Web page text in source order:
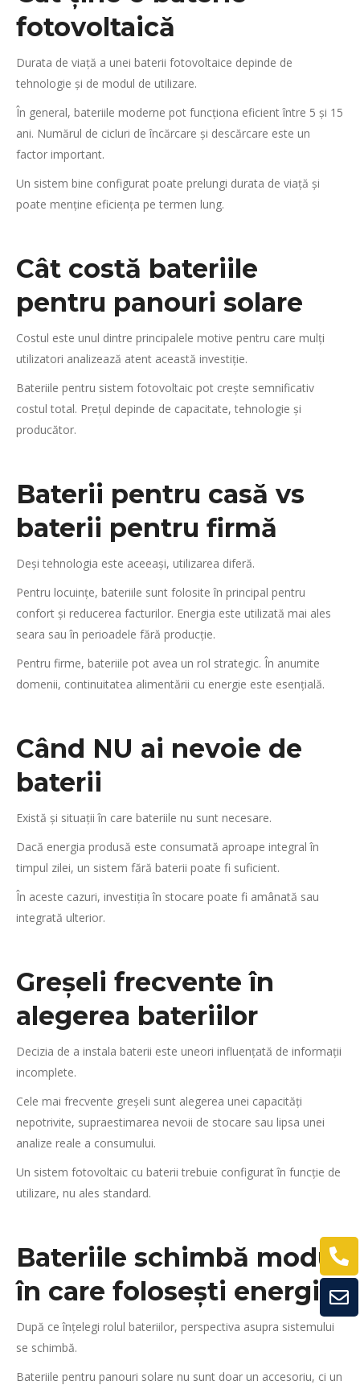
fotovoltaică
Durata de viață a unei baterii fotovoltaice depinde de
tehnologie și de modul de utilizare.
În general, bateriile moderne pot funcționa eficient între 5 și 15
ani. Numărul de cicluri de încărcare și descărcare este un
factor important.
Un sistem bine configurat poate prelungi durata de viață și
poate menține eficiența pe termen lung.
Cât costă bateriile
pentru panouri solare
Costul este unul dintre principalele motive pentru care mulți
utilizatori analizează atent această investiție.
Bateriile pentru sistem fotovoltaic pot crește semnificativ
costul total. Prețul depinde de capacitate, tehnologie și
producător.
Baterii pentru casă vs
baterii pentru firmă
Deși tehnologia este aceeași, utilizarea diferă.
Pentru locuințe, bateriile sunt folosite în principal pentru
confort și reducerea facturilor. Energia este utilizată mai ales
seara sau în perioadele fără producție.
Pentru firme, bateriile pot avea un rol strategic. În anumite
domenii, continuitatea alimentării cu energie este esențială.
Când NU ai nevoie de
baterii
Există și situații în care bateriile nu sunt necesare.
Dacă energia produsă este consumată aproape integral în
timpul zilei, un sistem fără baterii poate fi suficient.
În aceste cazuri, investiția în stocare poate fi amânată sau
integrată ulterior.
Greșeli frecvente în
alegerea bateriilor
Decizia de a instala baterii este uneori influențată de informații
incomplete.
Cele mai frecvente greșeli sunt alegerea unei capacități
nepotrivite, supraestimarea nevoii de stocare sau lipsa unei
analize reale a consumului.
Un sistem fotovoltaic cu baterii trebuie configurat în funcție de
utilizare, nu ales standard.
Bateriile schimbă modul
în care folosești energia
După ce înțelegi rolul bateriilor, perspectiva asupra sistemului
se schimbă.
Bateriile pentru panouri solare nu sunt doar un accesoriu, ci un